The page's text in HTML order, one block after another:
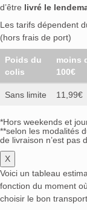
d’être livré le
Les tarifs dépendent
(hors frais de port)
Poids du
colis
moins
100€
Sans limite 11,99€
*Hors weekends et
**selon les modalités
de livraison n’est pas
X
Voici un tableau
fonction du moment
choisir le bon